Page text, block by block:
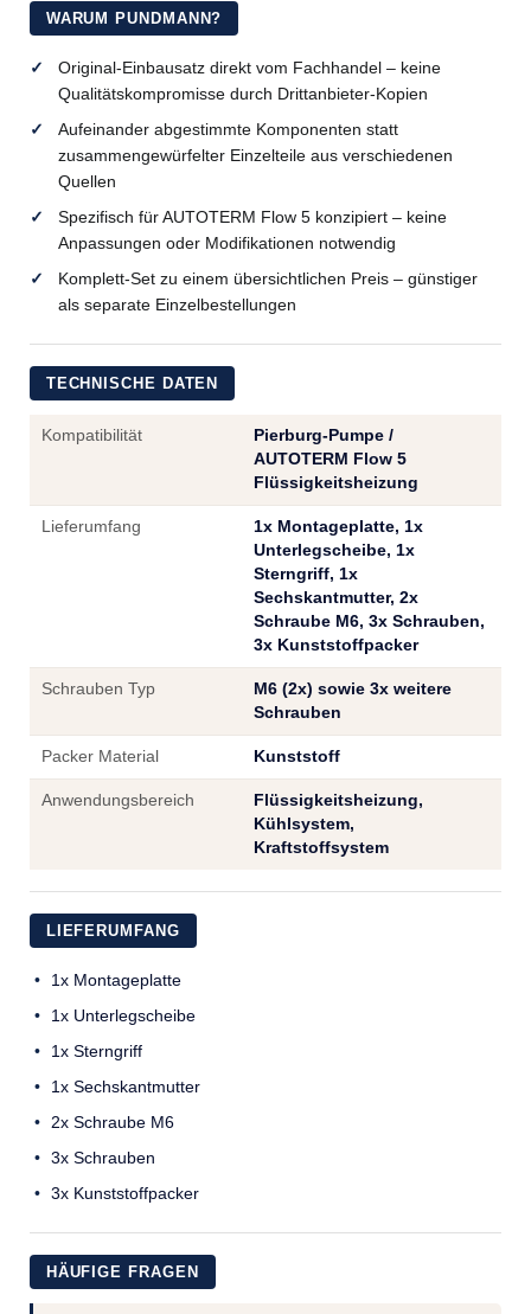
WARUM PUNDMANN?
Original-Einbausatz direkt vom Fachhandel – keine
Qualitätskompromisse durch Drittanbieter-Kopien
Aufeinander abgestimmte Komponenten statt
zusammengewürfelter Einzelteile aus verschiedenen
Quellen
Spezifisch für AUTOTERM Flow 5 konzipiert – keine
Anpassungen oder Modifikationen notwendig
Komplett-Set zu einem übersichtlichen Preis – günstiger
als separate Einzelbestellungen
TECHNISCHE DATEN
Kompatibilität
Pierburg-Pumpe /
AUTOTERM Flow 5
Flüssigkeitsheizung
Lieferumfang
1x Montageplatte, 1x
Unterlegscheibe, 1x
Sterngriff, 1x
Sechskantmutter, 2x
Schraube M6, 3x Schrauben,
3x Kunststoffpacker
Schrauben Typ
M6 (2x) sowie 3x weitere
Schrauben
Packer Material Kunststoff
Anwendungsbereich
Flüssigkeitsheizung,
Kühlsystem,
Kraftstoffsystem
LIEFERUMFANG
1x Montageplatte
1x Unterlegscheibe
1x Sterngriff
1x Sechskantmutter
2x Schraube M6
3x Schrauben
3x Kunststoffpacker
HÄUFIGE FRAGEN